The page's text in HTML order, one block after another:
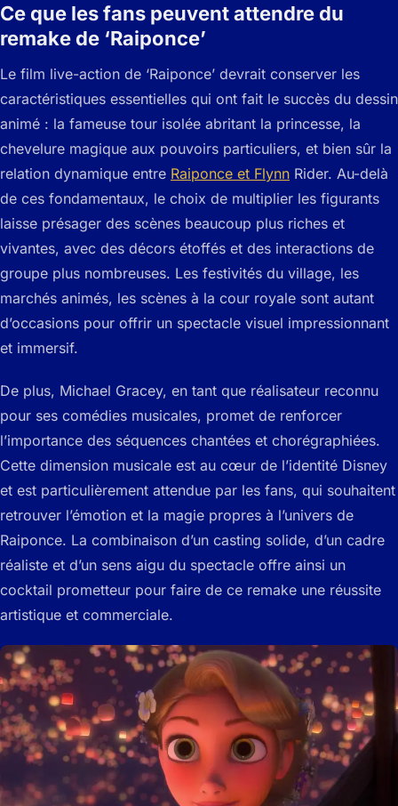
Ce que les fans peuvent attendre du
remake de ‘Raiponce’
Le film live-action de ‘Raiponce’ devrait conserver les
caractéristiques essentielles qui ont fait le succès du dessin
animé : la fameuse tour isolée abritant la princesse, la
chevelure magique aux pouvoirs particuliers, et bien sûr la
relation dynamique entre Raiponce et Flynn Rider. Au-delà
de ces fondamentaux, le choix de multiplier les figurants
laisse présager des scènes beaucoup plus riches et
vivantes, avec des décors étoffés et des interactions de
groupe plus nombreuses. Les festivités du village, les
marchés animés, les scènes à la cour royale sont autant
d’occasions pour offrir un spectacle visuel impressionnant
et immersif.
De plus, Michael Gracey, en tant que réalisateur reconnu
pour ses comédies musicales, promet de renforcer
l’importance des séquences chantées et chorégraphiées.
Cette dimension musicale est au cœur de l’identité Disney
et est particulièrement attendue par les fans, qui souhaitent
retrouver l’émotion et la magie propres à l’univers de
Raiponce. La combinaison d’un casting solide, d’un cadre
réaliste et d’un sens aigu du spectacle offre ainsi un
cocktail prometteur pour faire de ce remake une réussite
artistique et commerciale.